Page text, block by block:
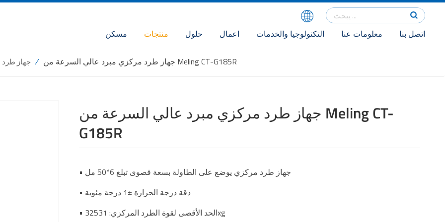
مسكن منتجات حلول اعمال التكنولوجيا والخدمات معلومات عنا اتصل بنا
جهاز / جهاز طرد مركزي مبرد عالي السرعة من Meling CT-G185R
جهاز طرد مركزي مبرد عالي السرعة من Meling CT-
G185R
• جهاز طرد مركزي يوضع على الطاولة بسعة قصوى تبلغ 6*50 مل
• دقة درجة الحرارة ±1 درجة مئوية
• الحد الأقصى لقوة الطرد المركزي: 32531xg